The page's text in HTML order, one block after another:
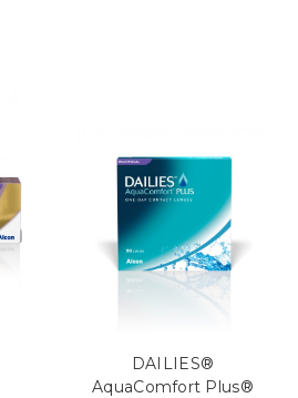
DAILIES®
AquaComfort Plus®